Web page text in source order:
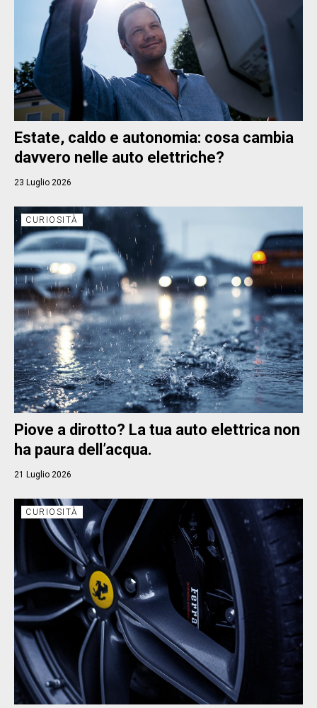
Estate, caldo e autonomia: cosa cambia
davvero nelle auto elettriche?
23 Luglio 2026
CURIOSITÀ
Piove a dirotto? La tua auto elettrica non
ha paura dell’acqua.
21 Luglio 2026
CURIOSITÀ